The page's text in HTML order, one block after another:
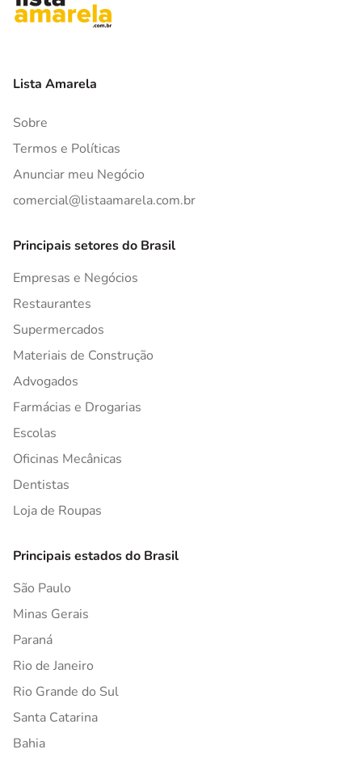
Lista Amarela
Sobre
Termos e Políticas
Anunciar meu Negócio
comercial@listaamarela.com.br
Principais setores do Brasil
Empresas e Negócios
Restaurantes
Supermercados
Materiais de Construção
Advogados
Farmácias e Drogarias
Escolas
Oficinas Mecânicas
Dentistas
Loja de Roupas
Principais estados do Brasil
São Paulo
Minas Gerais
Paraná
Rio de Janeiro
Rio Grande do Sul
Santa Catarina
Bahia